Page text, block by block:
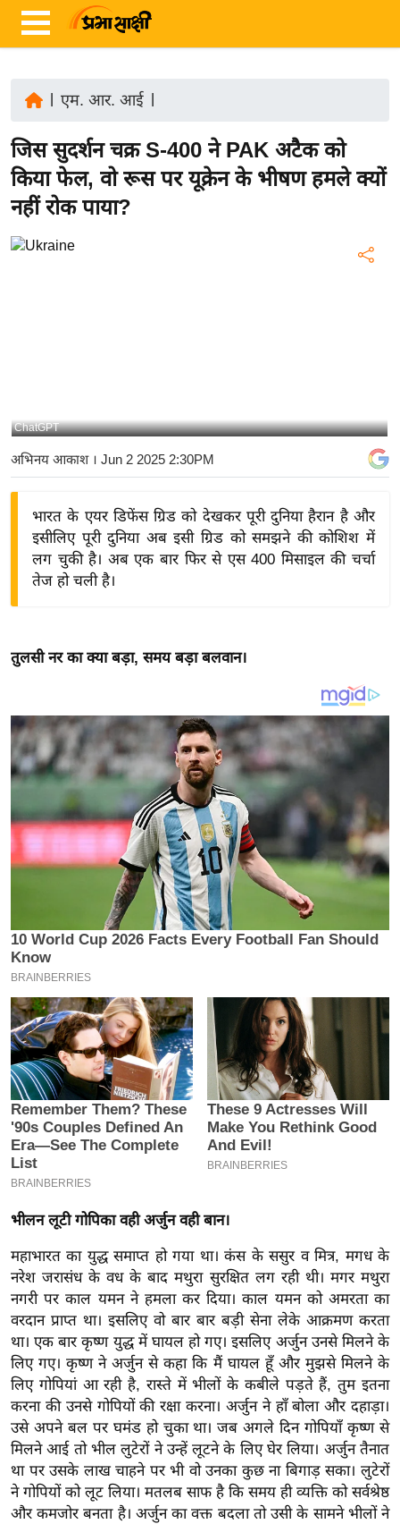
ज़ा
ख
र
रा
य
बि
ज़
द्यो
त
शे
ष
ज्ञ
रा
ब
ज
ल
क्रि
के
ट
I
P
L
2
0
2
6
इ
म
ई
-
पे
प
र
मि
सा
ल
बे
मि
एम. आर. आई
जिस सुदर्शन चक्र S-400 ने PAK अटैक को
किया फेल, वो रूस पर यूक्रेन के भीषण हमले क्यों
नहीं रोक पाया?
ChatGPT
अभिनय आकाश। Jun 2 2025 2:30PM
भारत के एयर डिफेंस ग्रिड को देखकर पूरी दुनिया हैरान है और
इसीलिए पूरी दुनिया अब इसी ग्रिड को समझने की कोशिश में
लग चुकी है। अब एक बार फिर से एस 400 मिसाइल की चर्चा
तेज हो चली है।
तुलसी नर का क्या बड़ा, समय बड़ा बलवान।
भीलन लूटी गोपिका वही अर्जुन वही बान।
महाभारत का युद्ध समाप्त हो गया था। कंस के ससुर व मित्र, मगध के
नरेश जरासंध के वध के बाद मथुरा सुरक्षित लग रही थी। मगर मथुरा
नगरी पर काल यमन ने हमला कर दिया। काल यमन को अमरता का
वरदान प्राप्त था। इसलिए वो बार बार बड़ी सेना लेके आक्रमण करता
था। एक बार कृष्ण युद्ध में घायल हो गए। इसलिए अर्जुन उनसे मिलने के
लिए गए। कृष्ण ने अर्जुन से कहा कि मैं घायल हूँ और मुझसे मिलने के
लिए गोपियां आ रही है, रास्ते में भीलों के कबीले पड़ते हैं, तुम इतना
करना की उनसे गोपियों की रक्षा करना। अर्जुन ने हाँ बोला और दहाड़ा।
उसे अपने बल पर घमंड हो चुका था। जब अगले दिन गोपियाँ कृष्ण से
मिलने आई तो भील लुटेरों ने उन्हें लूटने के लिए घेर लिया। अर्जुन तैनात
था पर उसके लाख चाहने पर भी वो उनका कुछ ना बिगाड़ सका। लुटेरों
ने गोपियों को लूट लिया। मतलब साफ है कि समय ही व्यक्ति को सर्वश्रेष्ठ
और कमजोर बनता है। अर्जुन का वक्त बदला तो उसी के सामने भीलों ने